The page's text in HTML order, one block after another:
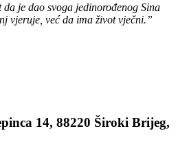
je dao svoga jedinorođenog Sina
vjeruje, već da ima život vječni.”
14, 88220 Široki Brijeg,